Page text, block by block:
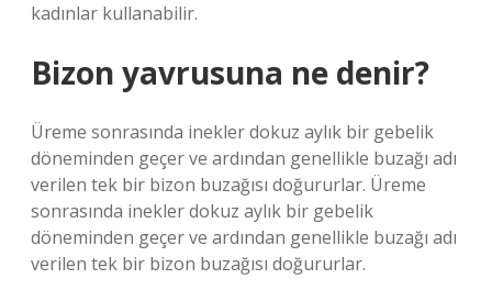
kadınlar kullanabilir.
Bizon yavrusuna ne denir?
Üreme sonrasında inekler dokuz aylık bir gebelik
döneminden geçer ve ardından genellikle buzağı adı
verilen tek bir bizon buzağısı doğururlar. Üreme
sonrasında inekler dokuz aylık bir gebelik
döneminden geçer ve ardından genellikle buzağı adı
verilen tek bir bizon buzağısı doğururlar.